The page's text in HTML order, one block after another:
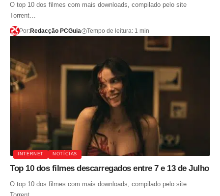
O top 10 dos filmes com mais downloads, compilado pelo site
Torrent…
Por:Redacção PCGuia Tempo de leitura: 1 min
INTERNET NOTÍCIAS
Top 10 dos filmes descarregados entre 7 e 13 de Julho
O top 10 dos filmes com mais downloads, compilado pelo site